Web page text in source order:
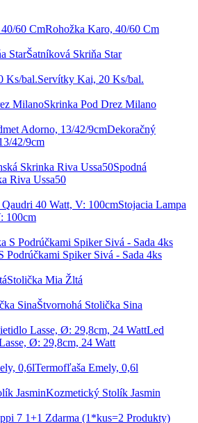
Rohožka Karo, 40/60 Cm
Šatníková Skriňa Star
Servítky Kai, 20 Ks/bal.
Skrinka Pod Drez Milano
Dekoračný
42/9cm
Spodná
Riva Ussa50
Stojacia Lampa
100cm
Podrúčkami Spiker Sivá - Sada 4ks
Stolička Mia Žltá
Štvornohá Stolička Sina
Led
Ø: 29,8cm, 24 Watt
Termofľaša Emely, 0,6l
Kozmetický Stolík Jasmin